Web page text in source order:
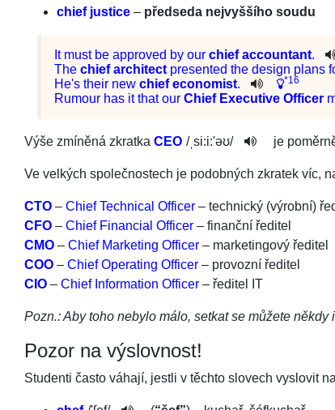
chief justice – předseda nejvyššího soudu
It must be approved by our chief accountant.
The chief architect presented the design plans
He's their new chief economist. *16
Rumour has it that our Chief Executive Officer
Výše zmíněná zkratka CEO /ˌsi:i:'əʊ/­ je
Ve velkých společnostech je podobných zkratek víc,
CTO – Chief Technical Officer – technický (výrobní)
CFO – Chief Financial Officer – finanční ředitel
CMO – Chief Marketing Officer – marketingový ředitel
COO – Chief Operating Officer – provozní ředitel
CIO – Chief Information Officer – ředitel IT
Pozn.: Aby toho nebylo málo, setkat se můžete někdy
Pozor na výslovnost!
Studenti často váhají, jestli v těchto slovech vyslovit